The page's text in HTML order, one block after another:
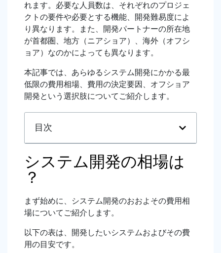
れます。必要な人員数は、それぞれのプロジェ
クトの要件や必要とする機能、開発難易度によ
り異なります。また、開発パートナーの所在地
が首都圏、地方（ニアショア）、海外（オフシ
ョア）なのかによっても異なります。
本記事では、あらゆるシステム開発にかかる最
低限の費用相場、費用の決定要因、オフショア
開発という選択肢についてご紹介します。
目次
システム開発の相場は
？
まず始めに、システム開発のおおよその費用相
場についてご紹介します。
以下の表は、開発したいシステムおよびその費
用の目安です。